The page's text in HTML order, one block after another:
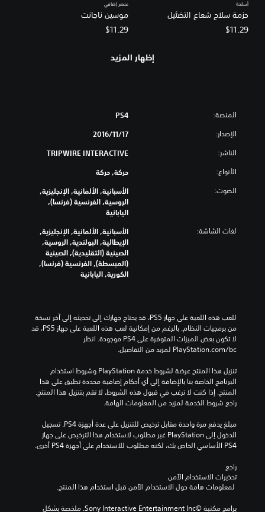
حزمة سلاح شعاع التضئيل
أسلحة
$11.29
موسين ناجانت
عنصر إضافي
$11.29
إظهار المزيد
المنصة: PS4
الإصدار: 17‏/11‏/2016
الناشر: TRIPWIRE INTERACTIVE
الأنواع: حركة, حركة
الصوت:
الأسبانية, الألمانية, الإنجليزية,
الروسية, الفرنسية (فرنسا),
اليابانية
لغات الشاشة:
الأسبانية, الألمانية, الإنجليزية,
الإيطالية, البولندية, الروسية,
الصينية (التقليدية), الصينية
(المبسطة), الفرنسية (فرنسا),
الكورية, اليابانية
‎PlayStation.com/bc لمزيد من التفاصيل.
راجع شروط الخدمة لمزيد من المعلومات الهامة.
PS4 الأساسي الخاص بك، لكنه مطلوب للاستخدام على أجهزة PS4 أخرى.
راجع
تحذيرات الاستخدام الآمن